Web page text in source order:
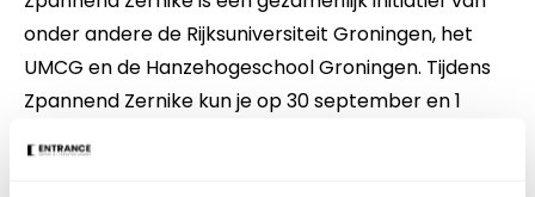
onder andere de Rijksuniversiteit Groningen, het
UMCG en de Hanzehogeschool Groningen. Tijdens
Zpannend Zernike kun je op 30 september en 1